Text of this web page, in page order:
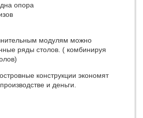
опора
модулям можно
ряды столов. ( комбинируя
конструкции экономят
и деньги.